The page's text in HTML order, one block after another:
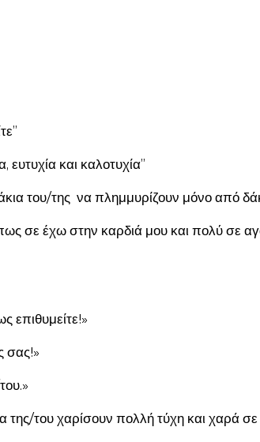
ευτυχία και καλοτυχία”
του/της να πλημμυρίζουν μόνο από
σε έχω στην καρδιά μου και πολύ σε
επιθυμείτε!»
σας!»
της/του χαρίσουν πολλή τύχη και χαρά